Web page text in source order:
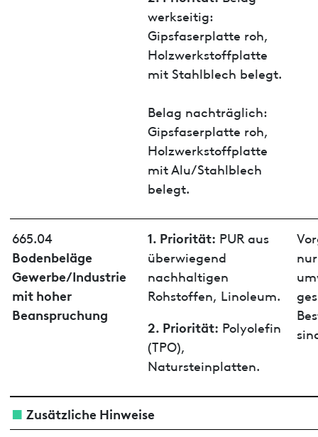
werkseitig:
Gipsfaserplatte roh,
Holzwerkstoffplatte
mit Stahlblech belegt.
Belag nachträglich:
Gipsfaserplatte roh,
Holzwerkstoffplatte
mit Alu/Stahlblech
belegt.
665.04
Bodenbeläge
Gewerbe/Industrie
mit hoher
Beanspruchung
1. Priorität: PUR aus
überwiegend
nachhaltigen
Rohstoffen, Linoleum.
2. Priorität: Polyolefin
(TPO),
Natursteinplatten.
Zusätzliche Hinweise